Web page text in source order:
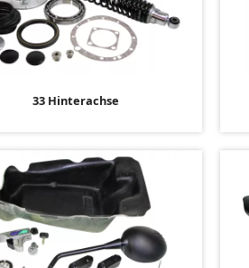
33 Hinterachse